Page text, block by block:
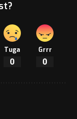
Tuga
0
Grrr
0